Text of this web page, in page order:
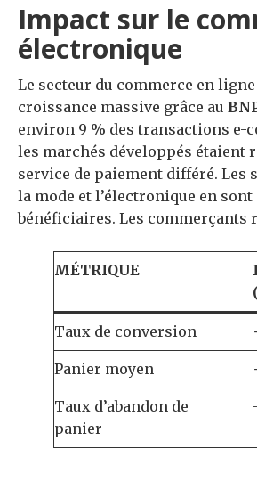
Impact sur le
électronique
Le secteur du commerce en
croissance massive grâce au
environ 9 % des transactions e-
les marchés développés étaient
service de paiement différé. Les
la mode et l’électronique en
bénéficiaires. Les commerçants
MÉTRIQUE
Taux de conversion
Panier moyen
Taux d’abandon de
panier